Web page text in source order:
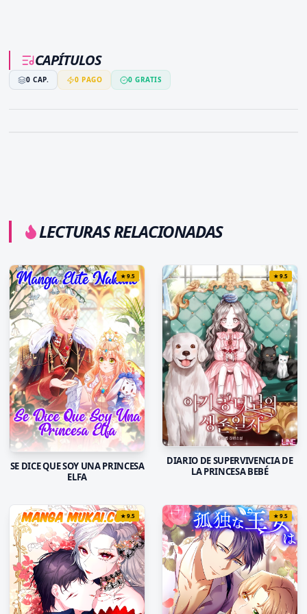
CAPÍTULOS
0 CAP. 0 PAGO 0 GRATIS
LECTURAS RELACIONADAS
★9.5
SE DICE QUE SOY UNA PRINCESA
ELFA
★9.5
DIARIO DE SUPERVIVENCIA DE
LA PRINCESA BEBÉ
★9.5 ★9.5